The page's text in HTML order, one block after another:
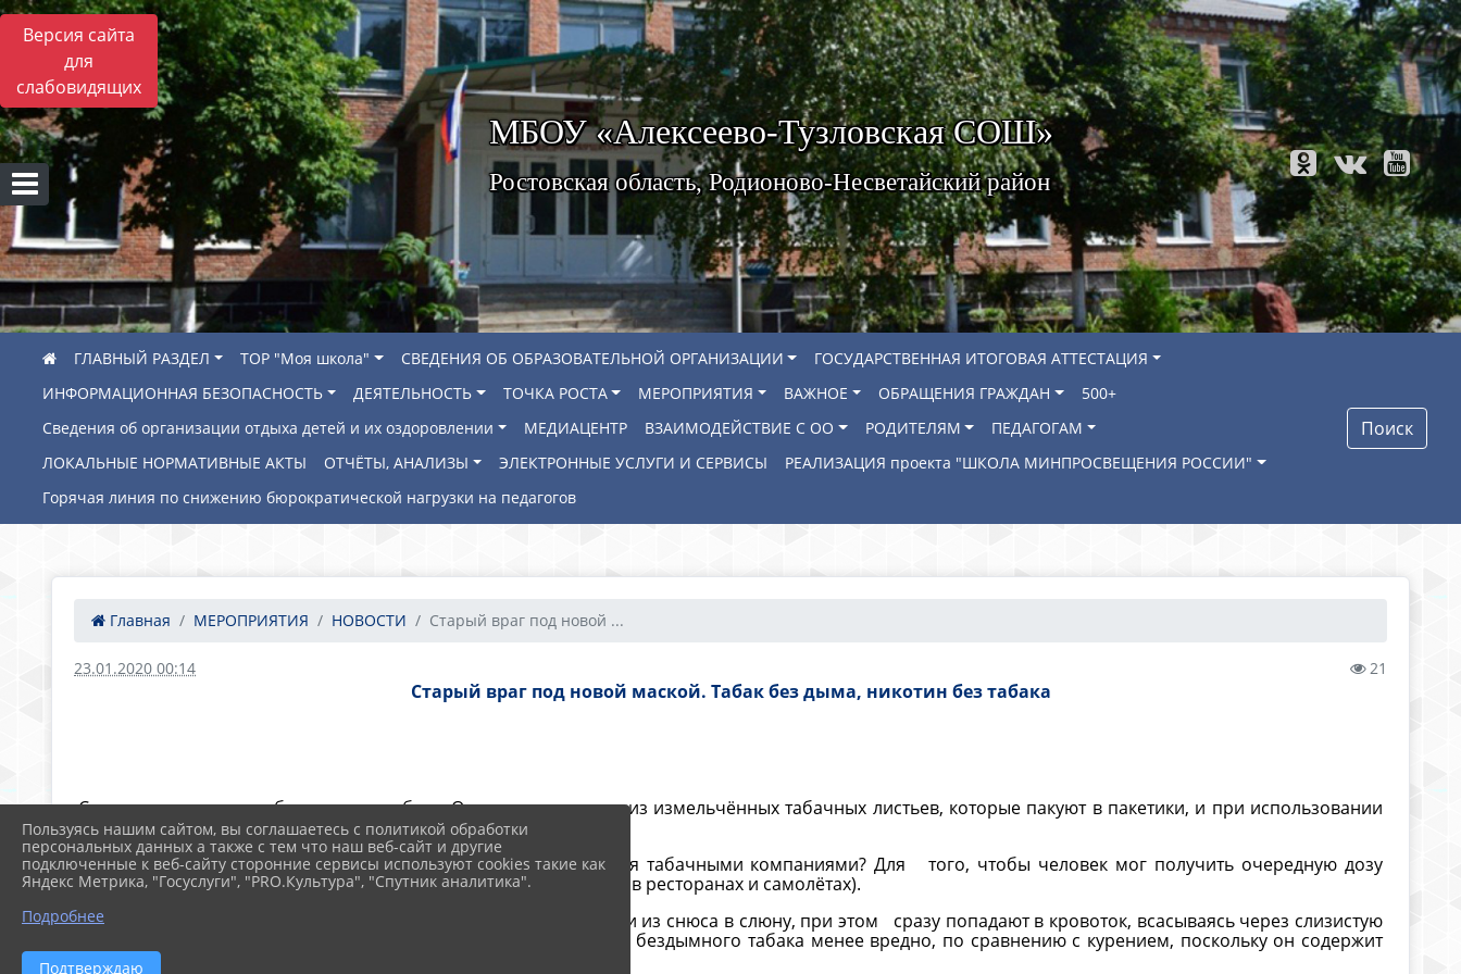
Версия сайта
для
слабовидящих
МБОУ «Алексеево-Тузловская СОШ»
Ростовская область, Родионово-Несветайский район
ГЛАВНЫЙ РАЗДЕЛ ТОР "Моя школа" СВЕДЕНИЯ ОБ ОБРАЗОВАТЕЛЬНОЙ ОРГАНИЗАЦИИ
ГОСУДАРСТВЕННАЯ ИТОГОВАЯ АТТЕСТАЦИЯ
ИНФОРМАЦИОННАЯ БЕЗОПАСНОСТЬ
ДЕЯТЕЛЬНОСТЬ ТОЧКА РОСТА МЕРОПРИЯТИЯ ВАЖНОЕ ОБРАЩЕНИЯ ГРАЖДАН
500+
Сведения об организации отдыха детей и их оздоровлении
МЕДИАЦЕНТР ВЗАИМОДЕЙСТВИЕ С ОО РОДИТЕЛЯМ
ПЕДАГОГАМ
ЛОКАЛЬНЫЕ НОРМАТИВНЫЕ АКТЫ
ОТЧЁТЫ, АНАЛИЗЫ ЭЛЕКТРОННЫЕ УСЛУГИ И СЕРВИСЫ
РЕАЛИЗАЦИЯ проекта "ШКОЛА МИНПРОСВЕЩЕНИЯ РОССИИ"
Горячая линия по снижению бюрократической нагрузки на педагогов
Поиск
Главная МЕРОПРИЯТИЯ НОВОСТИ Старый враг под новой ...
23.01.2020 00:14 21
Старый враг под новой маской. Табак без дыма, никотин без табака
Снюс – один из видов бездымного табака. Он изготавливается из измельчённых табачных листьев, которые пакуют в пакетики, и при использовании
помещают между десной и губой.
Почему этот продукт стал популярен и для чего продвигается табачными компаниями? Для того, чтобы человек мог получить очередную дозу
никотина там, где курить нельзя (на дискотеках, мероприятиях, в ресторанах и самолётах).
Никотин и другие вещества высвобождаются при рассасывании из снюса в слюну, при этом сразу попадают в кровоток, всасываясь через слизистую
полости рта. Распространено заблуждение, что использование бездымного табака менее вредно, по сравнению с курением, поскольку он содержит
менее опасные химические вещества.
Пользуясь нашим сайтом, вы соглашаетесь с политикой обработки
персональных данных а также с тем что наш веб-сайт и другие
подключенные к веб-сайту сторонние сервисы используют cookies такие как
Яндекс Метрика, "Госуслуги", "PRO.Культура", "Спутник аналитика".
Подробнее
Подтверждаю